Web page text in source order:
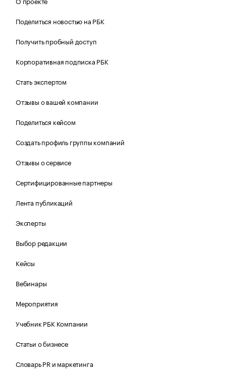
Поделиться новостью на РБК
Получить пробный доступ
Корпоративная подписка РБК
Стать экспертом
Отзывы о вашей компании
Поделиться кейсом
Создать профиль группы компаний
Отзывы о сервисе
Сертифицированные партнеры
Лента публикаций
Эксперты
Выбор редакции
Кейсы
Вебинары
Мероприятия
Учебник РБК Компании
Статьи о бизнесе
Словарь PR и маркетинга